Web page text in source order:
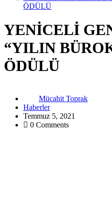
ÖDÜLÜ
YENİCELİ
“YILIN
ÖDÜLÜ
Mücahit Toprak
Haberler
Temmuz 5, 2021
0 Comments